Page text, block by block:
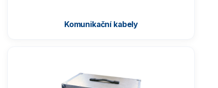
Komunikační kabely